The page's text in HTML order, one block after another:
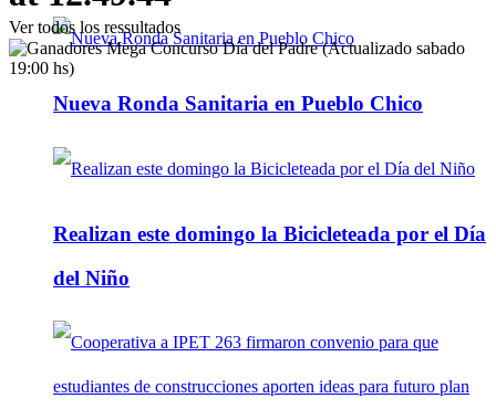
Nueva Ronda Sanitaria en Pueblo Chico
Realizan este domingo la Bicicleteada por el Día
del Niño
Ver todos los ressultados